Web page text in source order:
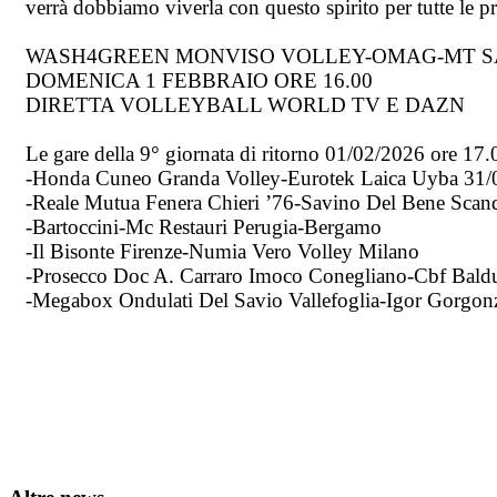
verrà dobbiamo viverla con questo spirito per tutte le
WASH4GREEN MONVISO VOLLEY-OMAG-MT
DOMENICA 1 FEBBRAIO ORE 16.00
DIRETTA VOLLEYBALL WORLD TV E DAZN
Le gare della 9° giornata di ritorno 01/02/2026 ore
-Honda Cuneo Granda Volley-Eurotek Laica Uyba
-Reale Mutua Fenera Chieri ’76-Savino Del Bene
-Bartoccini-Mc Restauri Perugia-Bergamo
-Il Bisonte Firenze-Numia Vero Volley Milano
-Prosecco Doc A. Carraro Imoco Conegliano-Cbf
-Megabox Ondulati Del Savio Vallefoglia-Igor